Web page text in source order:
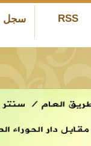
RSS سجل